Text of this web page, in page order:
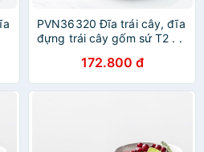
PVN36320 Đĩa trái cây, đĩa
đựng trái cây gốm sứ T2 . .
172.800 đ